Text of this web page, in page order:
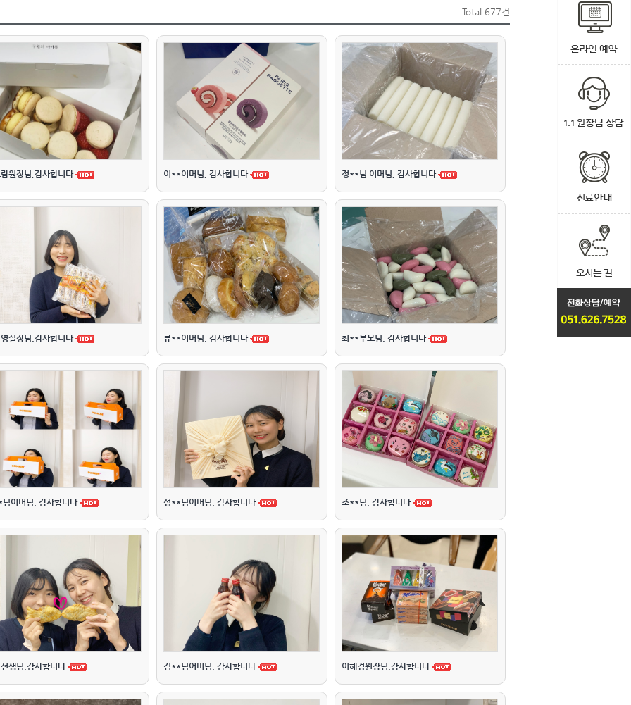
Total 677건
원장님,감사합니다 이**어머님, 감사합니다 정**님 어머님, 감사합니다
실장님,감사합니다 류**어머님, 감사합니다 최**부모님, 감사합니다
어머님, 감사합니다 성**님어머님, 감사합니다 조**님, 감사합니다
생님,감사합니다 김**님어머님, 감사합니다 이해경원장님,감사합니다